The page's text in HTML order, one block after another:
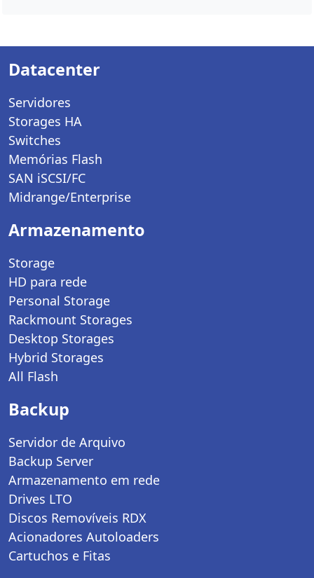
Datacenter
Servidores
Storages HA
Switches
Memórias Flash
SAN iSCSI/FC
Midrange/Enterprise
Armazenamento
Storage
HD para rede
Personal Storage
Rackmount Storages
Desktop Storages
Hybrid Storages
All Flash
Backup
Servidor de Arquivo
Backup Server
Armazenamento em rede
Drives LTO
Discos Removíveis RDX
Acionadores Autoloaders
Cartuchos e Fitas